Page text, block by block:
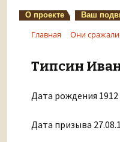
О проекте Ваш
Главная Они
Типсин
Дата рождения 1912
Дата призыва